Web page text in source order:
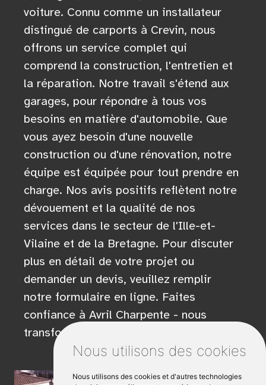
Nous utilisons des cookies
Nous utilisons des cookies et d'autres technologies
voiture. Connu comme un installateur
distingué de carports à Crevin, nous
offrons un service complet qui
comprend la construction, l'entretien et
la réparation. Notre travail s'étend aux
garages, pour répondre à tous vos
besoins en matière d'automobile. Que
vous ayez besoin d'une nouvelle
construction ou d'une rénovation, notre
équipe est équipée pour tout prendre en
charge. Nos avis positifs reflètent notre
dévouement et la qualité de nos
services dans le secteur de l'Ille-et-
Vilaine et de la Bretagne. Pour discuter
plus en détail de votre projet ou
demander un devis, veuillez remplir
notre formulaire en ligne. Faites
confiance à Avril Charpente - nous
transformons vos visions en réalité.